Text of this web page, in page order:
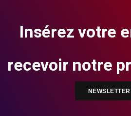
Insérez votre
recevoir notre
NEWSLETTER